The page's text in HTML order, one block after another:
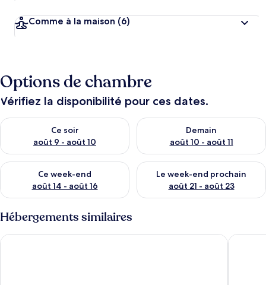
Comme à la maison (6)
Options de chambre
Vérifiez la disponibilité pour ces dates.
Ce soir
août 9 - août 10
Vérifier la disponibilité pour ce soir août 9 - août 10
Demain
août 10 - août 11
Vérifier la disponibilité pour
Ce week-end
août 14 - août 16
Vérifier la disponibilité pour ce week-end août 14 - août 16
Le week-end prochain
août 21 - août 23
Vérifier la disponibilité pour
Hébergements similaires
Appart Hotel Odalys City Angers Centre Gare Hotel